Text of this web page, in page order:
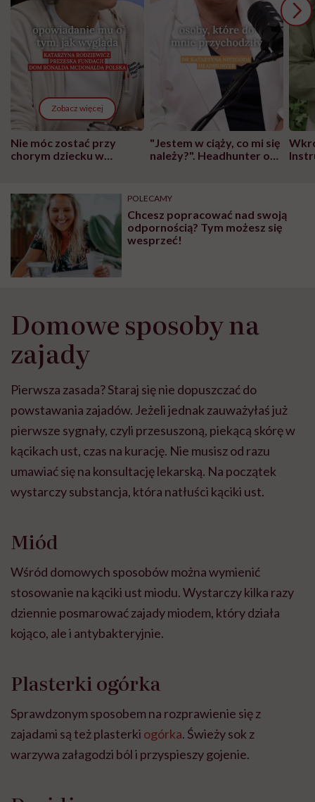
Zobacz więcej
Nie móc zostać przy
chorym dziecku w
może chyba tylko
głupota i brak
wyobraźni"
"Jestem w ciąży, co mi się
należy?". Headhunter o
pracy
POLECAMY
Chcesz popracować nad swoją
odpornością? Tym możesz się
wesprzeć!
Domowe sposoby na
zajady
Pierwsza zasada? Staraj się nie dopuszczać do
powstawania zajadów. Jeżeli jednak zauważyłaś już
pierwsze sygnały, czyli przesuszoną, piekącą skórę w
kącikach ust, czas na kurację. Nie musisz od razu
umawiać się na konsultację lekarską. Na początek
wystarczy substancja, która natłuści kąciki ust.
Miód
Wśród domowych sposobów można wymienić
stosowanie na kąciki ust miodu. Wystarczy kilka razy
dziennie posmarować zajady miodem, który działa
kojąco, ale i antybakteryjnie.
Plasterki ogórka
Sprawdzonym sposobem na rozprawienie się z
zajadami są też plasterki ogórka. Świeży sok z
warzywa załagodzi ból i przyspieszy gojenie.